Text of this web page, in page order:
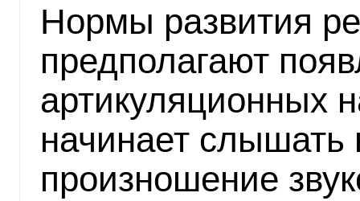
Нормы развития
предполагают
артикуляционных
начинает слышать
произношение